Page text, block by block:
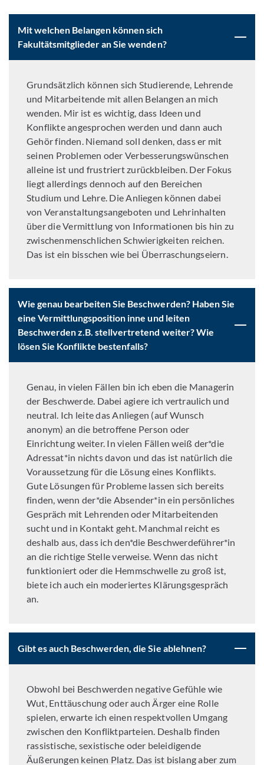
Mit welchen Belangen können sich
Fakultätsmitglieder an Sie wenden?
Grundsätzlich können sich Studierende, Lehrende
und Mitarbeitende mit allen Belangen an mich
wenden. Mir ist es wichtig, dass Ideen und
Konflikte angesprochen werden und dann auch
Gehör finden. Niemand soll denken, dass er mit
seinen Problemen oder Verbesserungswünschen
alleine ist und frustriert zurückbleiben. Der Fokus
liegt allerdings dennoch auf den Bereichen
Studium und Lehre. Die Anliegen können dabei
von Veranstaltungsangeboten und Lehrinhalten
über die Vermittlung von Informationen bis hin zu
zwischenmenschlichen Schwierigkeiten reichen.
Das ist ein bisschen wie bei Überraschungseiern.
Wie genau bearbeiten Sie Beschwerden? Haben Sie
eine Vermittlungsposition inne und leiten
Beschwerden z.B. stellvertretend weiter? Wie
lösen Sie Konflikte bestenfalls?
Genau, in vielen Fällen bin ich eben die Managerin
der Beschwerde. Dabei agiere ich vertraulich und
neutral. Ich leite das Anliegen (auf Wunsch
anonym) an die betroffene Person oder
Einrichtung weiter. In vielen Fällen weiß der*die
Adressat*in nichts davon und das ist natürlich die
Voraussetzung für die Lösung eines Konflikts.
Gute Lösungen für Probleme lassen sich bereits
finden, wenn der*die Absender*in ein persönliches
Gespräch mit Lehrenden oder Mitarbeitenden
sucht und in Kontakt geht. Manchmal reicht es
deshalb aus, dass ich den*die Beschwerdeführer*in
an die richtige Stelle verweise. Wenn das nicht
funktioniert oder die Hemmschwelle zu groß ist,
biete ich auch ein moderiertes Klärungsgespräch
an.
Gibt es auch Beschwerden, die Sie ablehnen?
Obwohl bei Beschwerden negative Gefühle wie
Wut, Enttäuschung oder auch Ärger eine Rolle
spielen, erwarte ich einen respektvollen Umgang
zwischen den Konfliktparteien. Deshalb finden
rassistische, sexistische oder beleidigende
Äußerungen keinen Platz. Das ist bislang aber zum